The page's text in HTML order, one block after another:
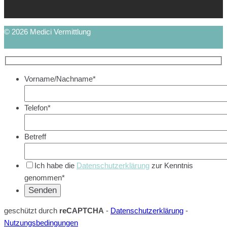
© 2026 Medici Vermittlung
Vorname/Nachname*
Telefon*
Betreff
Ich habe die Datenschutzerklärung zur Kenntnis
genommen*
geschützt durch reCAPTCHA - Datenschutzerklärung -
Nutzungsbedingungen